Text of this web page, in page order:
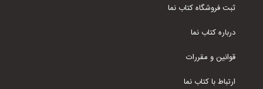
ثبت فروشگاه کتاب نما
درباره کتاب نما
قوانین و مقررات
ارتباط با کتاب نما